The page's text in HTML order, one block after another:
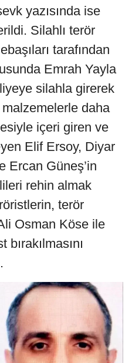
yazısında ise
Silahlı terör
tarafından
Emrah Yayla
silahla girerek
daha
içeri giren ve
Elif Ersoy, Diyar
Ercan Güneş’in
rehin almak
terör
Osman Köse ile